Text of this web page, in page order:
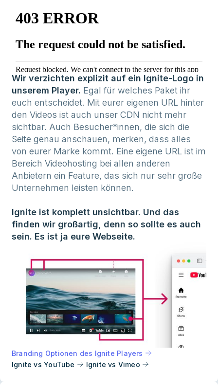
Wir verzichten explizit auf ein Ignite-Logo in
unserem Player. Egal für welches Paket ihr
euch entscheidet. Mit eurer eigenen URL hinter
den Videos ist auch unser CDN nicht mehr
sichtbar. Auch Besucher*innen, die sich die
Seite genau anschauen, merken, dass alles
von eurer Marke kommt. Eine eigene URL ist im
Bereich Videohosting bei allen anderen
Anbietern ein Feature, das sich nur sehr große
Unternehmen leisten können.
Ignite ist komplett unsichtbar. Und das
finden wir großartig, denn so sollte es auch
sein. Es ist ja eure Webseite.
Branding Optionen des Ignite Players
Ignite vs YouTube
Ignite vs Vimeo